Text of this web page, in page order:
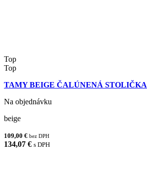
Top
Top
TAMY BEIGE ČALÚNENÁ STOLIČKA
Na objednávku
beige
109,00 € bez DPH
134,07 € s DPH